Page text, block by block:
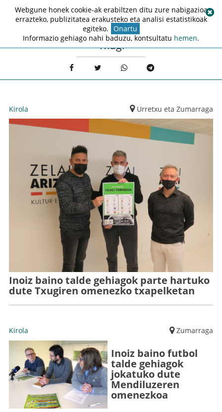
Txugi
Kirola Urretxu eta Zumarraga
Inoiz baino talde gehiagok parte hartuko
dute Txugiren omenezko txapelketan
Kirola Zumarraga
Inoiz baino futbol
talde gehiagok
jokatuko dute
Mendiluzeren
omenezkoa
Webgune honek cookie-ak erabiltzen ditu zure nabigazioa
errazteko, publizitatea erakusteko eta analisi estatistikoak
egiteko. Onartu
Informazio gehiago nahi baduzu, kontsultatu hemen.